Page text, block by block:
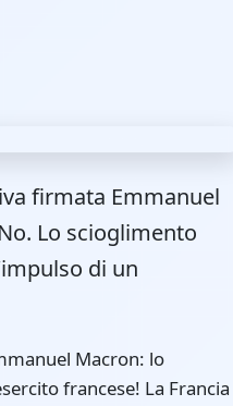
firmata Emmanuel
Lo scioglimento
di un
comunicatore, sa perfettamente come giocare queste carte, essendo «perverso come ha chiaramente lasciato intendere in un’intervista alla fine del 2016. Il prezzo dell’ambizione: un Paese in pericolo In otto anni, Emmanuel Macron ha già lasciato un’impronta pesante sulla Francia. L’industria nazionale, dai fiori all’occhiello come Alstom ai settori strategici come l’energia, è stata svenduta o indebolita in nome del globalismo. Il debito pubblico, che secondo i dati dell’Insee (2024) supera ormai il 120% del PIL, è salito alle stelle, impoverendo i francesi a vantaggio di interessi stranieri. L’esercito, ultimo baluardo della sovranità, è ora nel mirino. Se Macron riuscisse a fondere l’esercito francese in una struttura europea o a coinvolgerlo in un conflitto azzardato, le conseguenze sarebbero irreversibili. Un esercito indebolito, privato delle sue unità d’élite, non potrebbe più garantire la sicurezza delle frontiere né rispondere alle minacce interne. Una Francia disarmata, indebitata e divisa sarebbe allora alla mercé dei suoi partner – o dei suoi avversari. Coloro che si opporranno saranno accusati di intelligenza con il nemico e quindi immediatamente passati alle armi. Per dare l’esempio. Purtroppo per la Francia e i suoi abitanti, sembra possibile che questo scenario non sia solo un’ipotesi avanzata in un editoriale, ma una realtà in atto. Un piano terrificante che Emmanuel Macron si appresta a mettere in atto. Per quanto riguarda la palese e gravissima violazione della Costituzione che questa decisione comporterebbe, se venisse attuata, Emmanuel Macron, fanatico adoratore di Napoleone I, si difenderebbe con questa famosa citazione dell’Imperatore: «Chi salva il proprio Paese non viola alcuna legge. Il coraggio della pace: un barlume di speranza Domani, 21 settembre 2025, è la Giornata internazionale della pace, un simbolo potente in un mon